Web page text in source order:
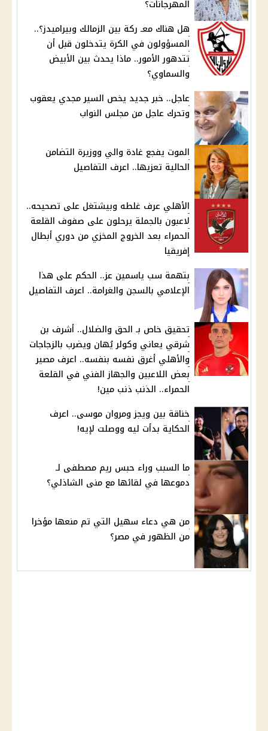
المهرجانات؟
هل هناك معـ ركة بين الزمالك وبيراميدز؟..
المسؤولون في الكرة يتدخلون قبل أن
تتدهور الأمور.. ماذا يحدث بين الأبيض
والسماوي؟
عاجل.. خبر جديد يخص السير مجدي يعقوب
وتحرك عاجل من مجلس النواب
الموت يفجع غادة والي ووزيرة التضامن
الحالية تعزيها.. اعرف التفاصيل
الأهلي عرف غلطه وبيشتغل على تصحيحه..
لاعبون بالجملة يرحلون على صفوف القلعة
الحمراء بعد الخروج المخزي من دوري أبطال
إفريقيا
بتهمة سب ياسمين عز.. الحكم على هذا
الإعلامي بالسجن والغرامة.. اعرف التفاصيل
تحقيق خاص بـ الحق والضلال.. أشرف بن
شرقي يعاني وكولر يُهان ويضرب بالزجاجات
والأهلي أغرق نفسه بنفسه.. اعرف مصير
بعض اللاعبين والجهاز الفني في القلعة
الحمراء.. الذنب ذنب مين!
خناقة بين ويجز ومروان موسى.. اعرف
الحكاية بدأت ليه ووصلت لإيه!
ما السبب وراء حبس ريم مصطفى لـ
دموعها في لقائها مع منى الشاذلي؟
من هي دعاء سهيل التي تم منعها مؤخرا
من الظهور في مصر؟